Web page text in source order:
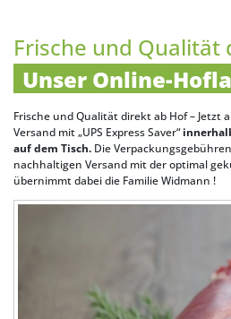
Frische und Qualität
Unser Online-
Frische und Qualität direkt ab Hof – Jetzt
Versand mit „UPS Express Saver“
auf dem Tisch. Die
nachhaltigen Versand mit der optimal
übernimmt dabei die Familie Widmann !